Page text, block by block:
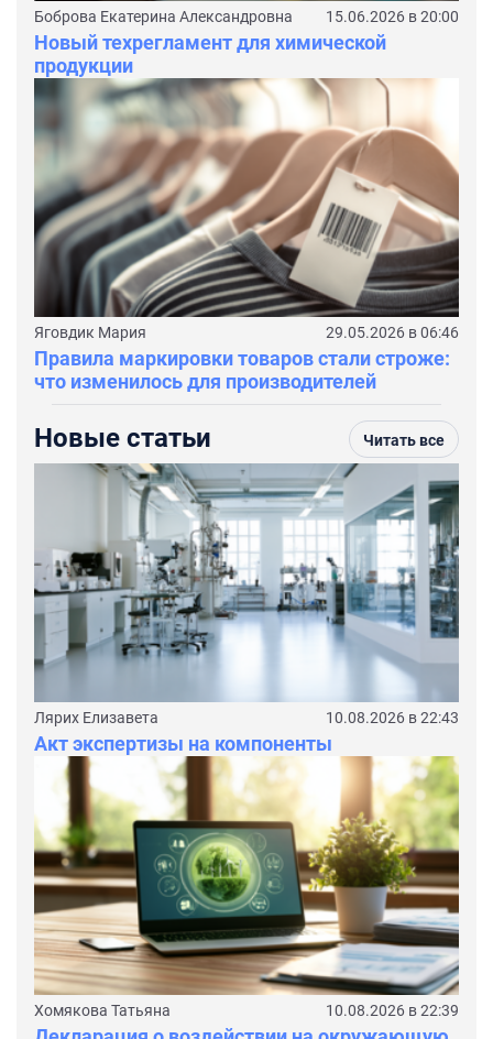
Боброва Екатерина Александровна 15.06.2026 в 20:00
Новый техрегламент для химической
продукции
Яговдик Мария 29.05.2026 в 06:46
Правила маркировки товаров стали строже:
что изменилось для производителей
Новые статьи Читать все
Лярих Елизавета 10.08.2026 в 22:43
Акт экспертизы на компоненты
Хомякова Татьяна 10.08.2026 в 22:39